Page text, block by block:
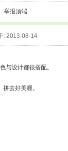
举报顶端
: 2013-08-14
与设计都很搭配。
去好美喔。